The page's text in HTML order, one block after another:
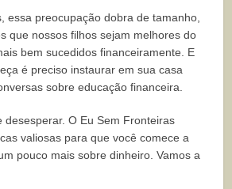
essa preocupação dobra de tamanho,
que nossos filhos sejam melhores do
bem sucedidos financeiramente. E
é preciso instaurar em sua casa
sobre educação financeira.
desesperar. O Eu Sem Fronteiras
valiosas para que você comece a
pouco mais sobre dinheiro. Vamos a